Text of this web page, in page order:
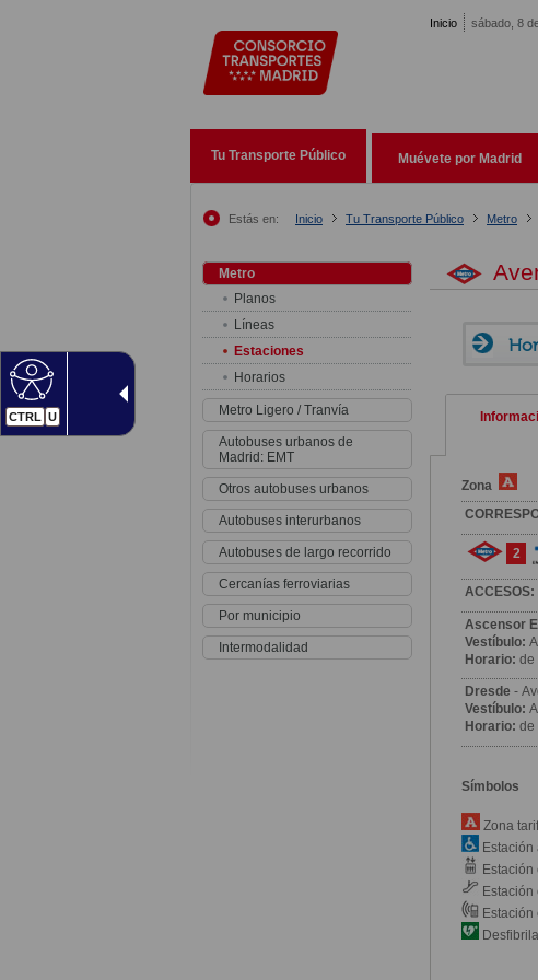
CTRL U
Inicio sábado, 8
Tu Transporte Público Muévete por Madrid
Estás en: Inicio Tu Transporte Público Metro
Metro
Planos
Líneas
Estaciones
Horarios
Metro Ligero / Tranvía
Autobuses urbanos de
Madrid: EMT
Otros autobuses urbanos
Autobuses interurbanos
Autobuses de largo recorrido
Cercanías ferroviarias
Por municipio
Intermodalidad
Zona
2
ACCESOS:
Ascensor
Vestíbulo:
Horario: de
Dresde -
Vestíbulo:
Horario: de
Símbolos
Zona
Estación
Estación
Estación